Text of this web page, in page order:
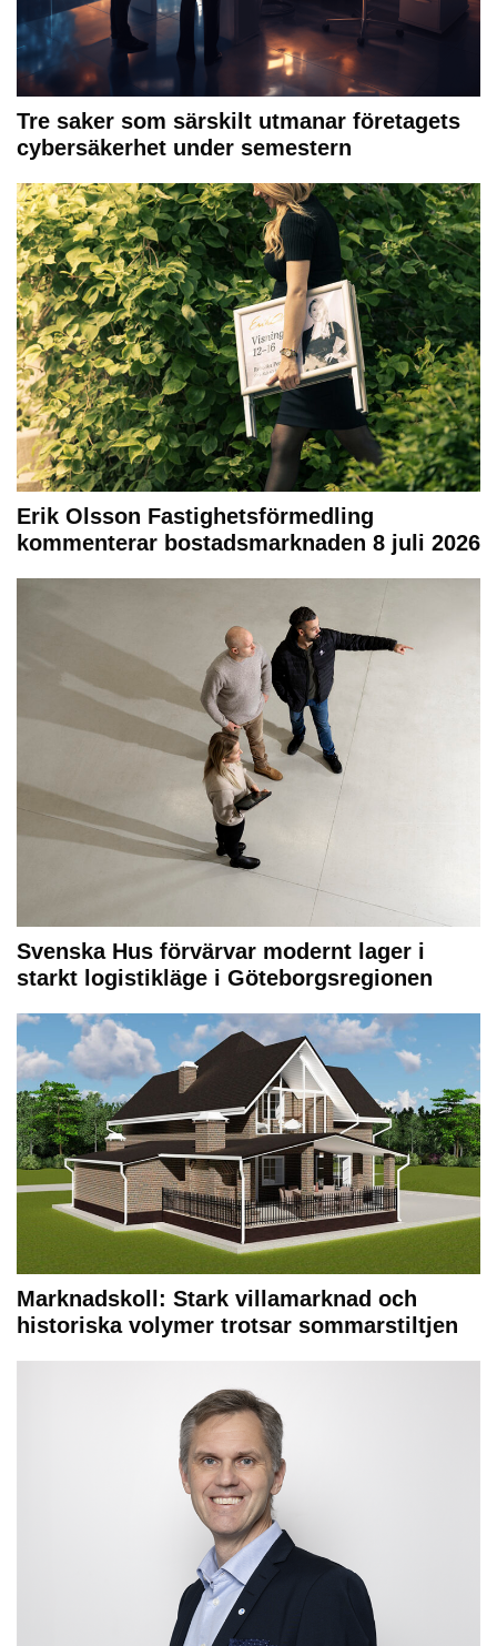
Tre saker som särskilt utmanar företagets
cybersäkerhet under semestern
Erik Olsson Fastighetsförmedling
kommenterar bostadsmarknaden 8 juli 2026
Svenska Hus förvärvar modernt lager i
starkt logistikläge i Göteborgsregionen
Marknadskoll: Stark villamarknad och
historiska volymer trotsar sommarstiltjen